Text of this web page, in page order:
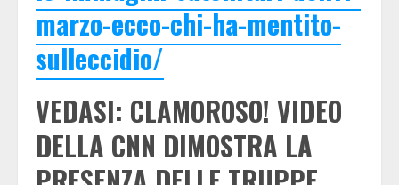
marzo-ecco-chi-ha-mentito-
sulleccidio/
VEDASI: CLAMOROSO! VIDEO
DELLA CNN DIMOSTRA LA